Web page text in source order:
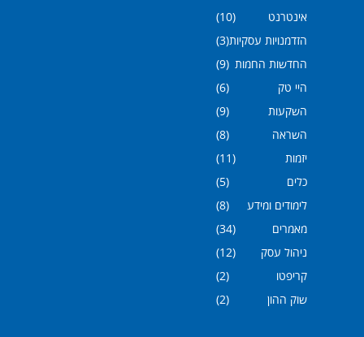
אינטרנט
(10)
הזדמנויות עסקיות(3)
החדשות החמות (9)
היי טק
(6)
השקעות
(9)
השראה
(8)
יזמות
(11)
כלים
(5)
לימודים ומידע
(8)
מאמרים
(34)
ניהול עסק
(12)
קריפטו
(2)
שוק ההון
(2)